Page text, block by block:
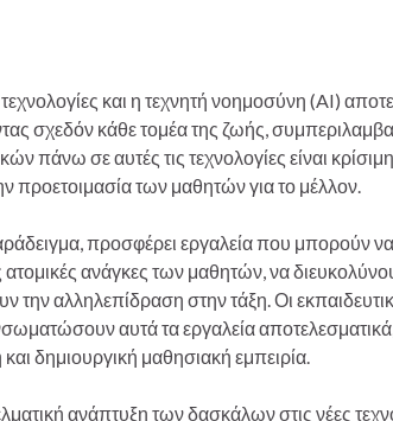
και η τεχνητή νοημοσύνη (AI)
σχεδόν κάθε τομέα της ζωής,
πάνω σε αυτές τις τεχνολογίες είναι
προετοιμασία των μαθητών για το μέλλον.
προσφέρει εργαλεία που μπορούν
ατομικές ανάγκες των μαθητών, να
την αλληλεπίδραση στην τάξη. Οι
αυτά τα εργαλεία
δημιουργική μαθησιακή εμπειρία.
ανάπτυξη των δασκάλων στις νέες